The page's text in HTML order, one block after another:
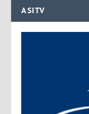
ASITV